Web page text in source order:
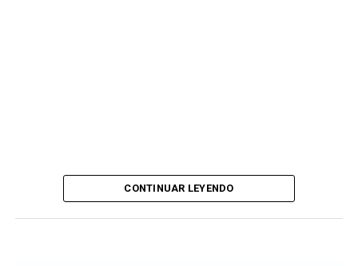
CONTINUAR LEYENDO